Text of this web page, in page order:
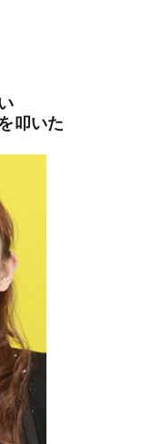
叩いた